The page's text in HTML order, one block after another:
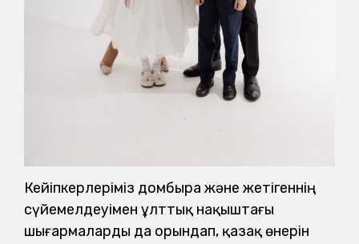
Кейіпкерлеріміз домбыра және жетігеннің
сүйемелдеуімен ұлттық нақыштағы
шығармаларды да орындап, қазақ өнерін